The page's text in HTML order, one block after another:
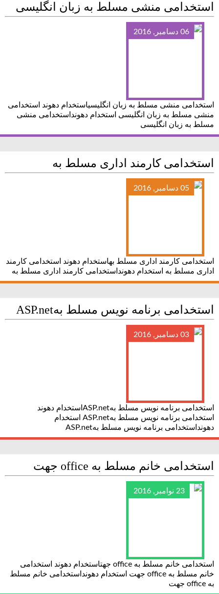
استخدامی منشی مسلط‎ به زبان انگلیسی
06 دسامبر, 2016
استخدامی منشی مسلط‎ به زبان انگلیسیاستخدام دهوند استخدامی
منشی مسلط‎ به زبان انگلیسی استخدام دهونداستخدامی منشی
مسلط‎ به زبان انگلیسی
استخدامی کارمند اداری مسلط به
05 دسامبر, 2016
استخدامی کارمند اداری مسلط بهاستخدام دهوند استخدامی کارمند
اداری مسلط به استخدام دهونداستخدامی کارمند اداری مسلط به
استخدامی برنامه نویس مسلط بهASP.net
03 دسامبر, 2016
استخدامی برنامه نویس مسلط بهASP.netاستخدام دهوند
استخدامی برنامه نویس مسلط بهASP.net استخدام
دهونداستخدامی برنامه نویس مسلط بهASP.net
استخدامی خانم مسلط به office جهت
23 نوامبر, 2016
استخدامی خانم مسلط به office جهتاستخدام دهوند استخدامی
خانم مسلط به office جهت استخدام دهونداستخدامی خانم مسلط
به office جهت